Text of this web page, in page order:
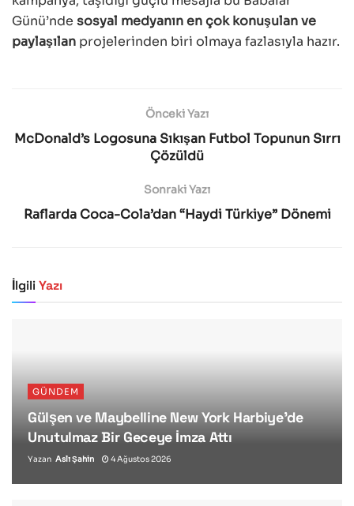
Günü’nde sosyal medyanın en çok konuşulan ve
paylaşılan projelerinden biri olmaya fazlasıyla hazır.
Önceki Yazı
McDonald’s Logosuna Sıkışan Futbol Topunun Sırrı
Çözüldü
Sonraki Yazı
Raflarda Coca-Cola’dan “Haydi Türkiye” Dönemi
İlgiliYazı
GÜNDEM
Gülşen ve Maybelline New York Harbiye’de
Unutulmaz Bir Geceye İmza Attı
Yazan Aslı Şahin 4 Ağustos 2026